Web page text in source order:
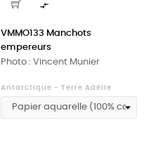

VMMO133 Manchots
empereurs
Photo : Vincent Munier
Antarctique - Terre Adélie